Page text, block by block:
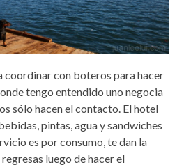
coordinar con boteros para hacer
tengo entendido uno negocia
sólo hacen el contacto. El hotel
pintas, agua y sandwiches
es por consumo, te dan la
luego de hacer el